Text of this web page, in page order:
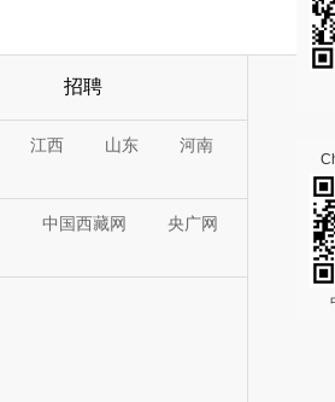
招聘
江西 山东
河南
中国西藏网
央广网